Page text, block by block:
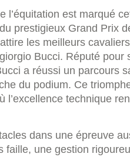
l’équitation est marqué
prestigieux Grand Prix
les meilleurs
Bucci. Réputé
a réussi un parcours
du podium. Ce
l’excellence technique
dans une épreuve
faille, une gestion